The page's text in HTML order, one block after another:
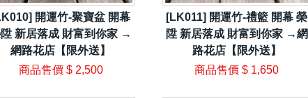
開運竹-聚寶盆 開幕
新居落成 財富到你家 →
網路花店【限外送】
商品售價 $ 2,500
[LK011] 開運竹-禮籃 開幕 榮
陞 新居落成 財富到你家 →網
路花店【限外送】
商品售價 $ 1,650